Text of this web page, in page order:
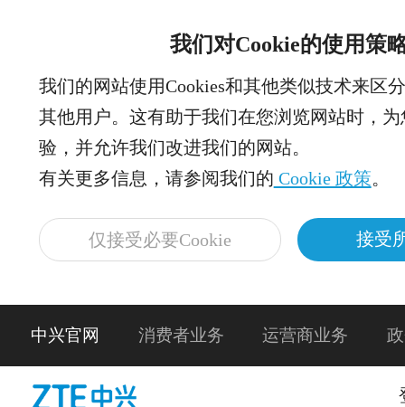
我们对Cookie的使用策
我们的网站使用Cookies和其他类似技术来区
其他用户。这有助于我们在您浏览网站时，
验，并允许我们改进我们的网站。
有关更多信息，请参阅我们的 Cookie 政策。
仅接受必要Cookie 接受
中兴官网 消费者业务 运营商业务